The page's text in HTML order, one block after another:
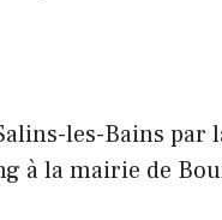
les-Bains par
à la mairie de